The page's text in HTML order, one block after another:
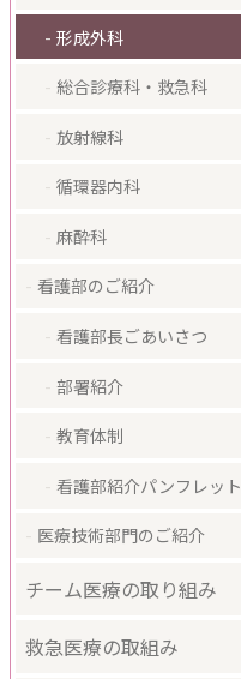
形成外科
総合診療科・救急科
放射線科
循環器内科
麻酔科
看護部のご紹介
看護部長ごあいさつ
部署紹介
教育体制
看護部紹介パンフレット
医療技術部門のご紹介
チーム医療の取り組み
救急医療の取組み